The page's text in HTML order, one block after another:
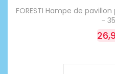
FORESTI Hampe de
-